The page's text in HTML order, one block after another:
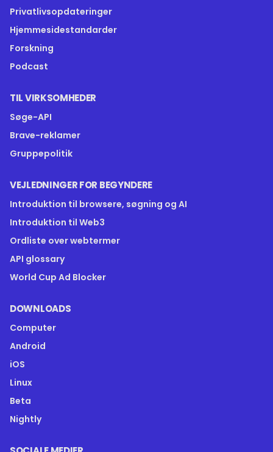
Privatlivsopdateringer
Hjemmesidestandarder
Forskning
Podcast
TIL VIRKSOMHEDER
Søge-API
Brave-reklamer
Gruppepolitik
VEJLEDNINGER FOR BEGYNDERE
Introduktion til browsere, søgning og AI
Introduktion til Web3
Ordliste over webtermer
API glossary
World Cup Ad Blocker
DOWNLOADS
Computer
Android
iOS
Linux
Beta
Nightly